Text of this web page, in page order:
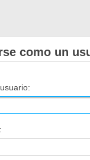
como un